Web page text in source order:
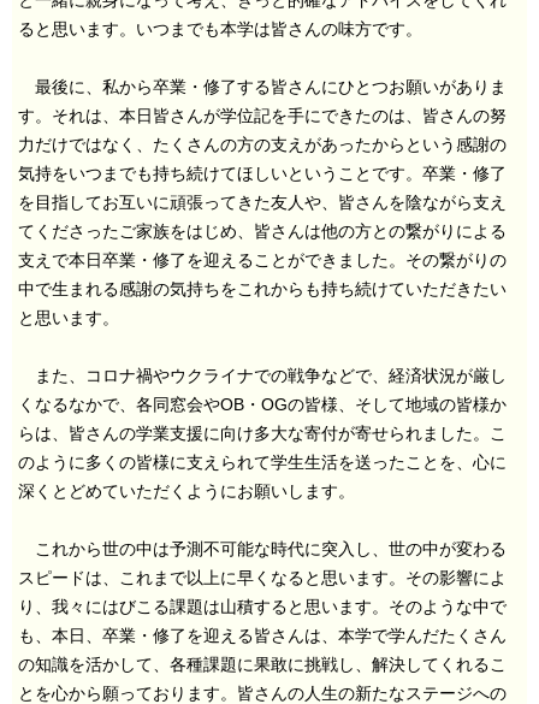
ると思います。いつまでも本学は皆さんの味方です。
最後に、私から卒業・修了する皆さんにひとつお願いがありま
す。それは、本日皆さんが学位記を手にできたのは、皆さんの努
力だけではなく、たくさんの方の支えがあったからという感謝の
気持をいつまでも持ち続けてほしいということです。卒業・修了
を目指してお互いに頑張ってきた友人や、皆さんを陰ながら支え
てくださったご家族をはじめ、皆さんは他の方との繋がりによる
支えで本日卒業・修了を迎えることができました。その繋がりの
中で生まれる感謝の気持ちをこれからも持ち続けていただきたい
と思います。
また、コロナ禍やウクライナでの戦争などで、経済状況が厳し
くなるなかで、各同窓会やOB・OGの皆様、そして地域の皆様か
らは、皆さんの学業支援に向け多大な寄付が寄せられました。こ
のように多くの皆様に支えられて学生生活を送ったことを、心に
深くとどめていただくようにお願いします。
これから世の中は予測不可能な時代に突入し、世の中が変わる
スピードは、これまで以上に早くなると思います。その影響によ
り、我々にはびこる課題は山積すると思います。そのような中で
も、本日、卒業・修了を迎える皆さんは、本学で学んだたくさん
の知識を活かして、各種課題に果敢に挑戦し、解決してくれるこ
とを心から願っております。皆さんの人生の新たなステージへの